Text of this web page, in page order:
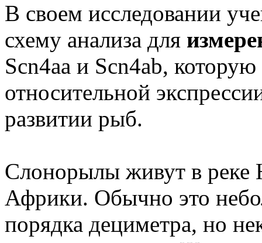
В своем исследовании
схему анализа для
Scn4aa и Scn4ab,
относительной
развитии рыб.
Слонорылы живут в реке
Африки. Обычно это
порядка дециметра, но